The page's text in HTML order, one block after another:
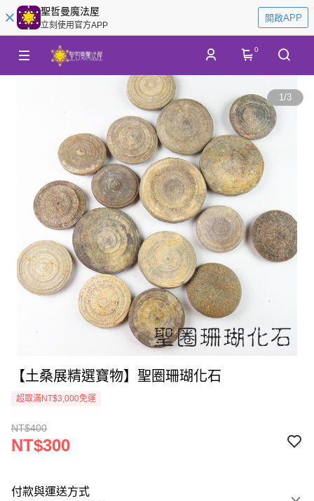
聖哲曼魔法屋
立刻使用官方APP
開啟APP
0
1/3
【土桑展精選寶物】聖圈珊瑚化石
超取滿NT$3,000免運
NT$400
NT$300
付款與運送方式